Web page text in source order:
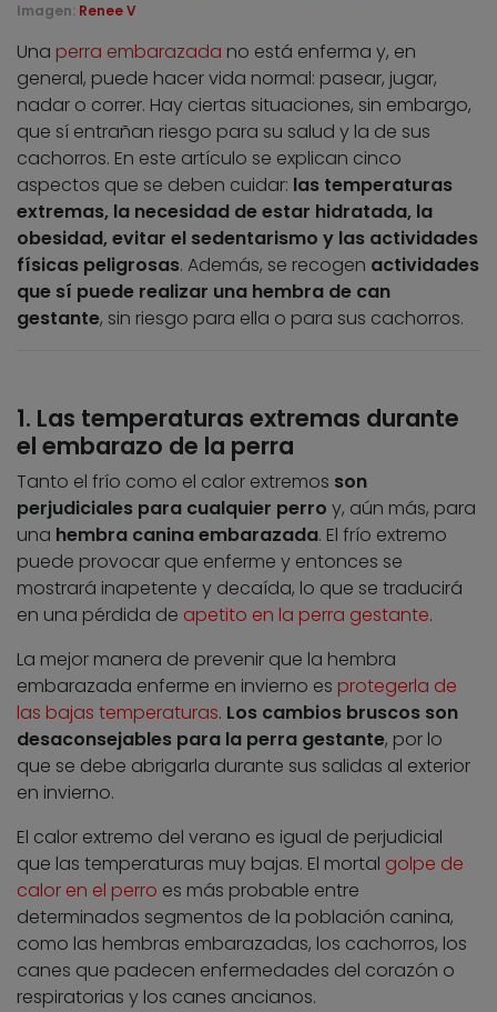
Imagen: Renee V
Una perra embarazada no está enferma y, en
general, puede hacer vida normal: pasear, jugar,
nadar o correr. Hay ciertas situaciones, sin embargo,
que sí entrañan riesgo para su salud y la de sus
cachorros. En este artículo se explican cinco
aspectos que se deben cuidar: las temperaturas
extremas, la necesidad de estar hidratada, la
obesidad, evitar el sedentarismo y las actividades
físicas peligrosas. Además, se recogen actividades
que sí puede realizar una hembra de can
gestante, sin riesgo para ella o para sus cachorros.
1. Las temperaturas extremas durante
el embarazo de la perra
Tanto el frío como el calor extremos son
perjudiciales para cualquier perro y, aún más, para
una hembra canina embarazada. El frío extremo
puede provocar que enferme y entonces se
mostrará inapetente y decaída, lo que se traducirá
en una pérdida de apetito en la perra gestante.
La mejor manera de prevenir que la hembra
embarazada enferme en invierno es protegerla de
las bajas temperaturas. Los cambios bruscos son
desaconsejables para la perra gestante, por lo
que se debe abrigarla durante sus salidas al exterior
en invierno.
El calor extremo del verano es igual de perjudicial
que las temperaturas muy bajas. El mortal golpe de
calor en el perro es más probable entre
determinados segmentos de la población canina,
como las hembras embarazadas, los cachorros, los
canes que padecen enfermedades del corazón o
respiratorias y los canes ancianos.